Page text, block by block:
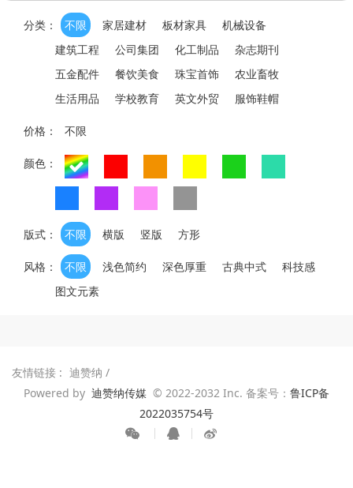
分类： 不限 家居建材 板材家具
机械设备
建筑工程
公司集团 化工制品
杂志期刊
五金配件
餐饮美食 珠宝首饰
农业畜牧
生活用品
学校教育 英文外贸 服饰鞋帽
价格： 不限
颜色：
版式： 不限 横版 竖版 方形
风格： 不限 浅色简约 深色厚重 古典中式
科技感
图文元素
友情链接 : 迪赞纳 /
Powered by 迪赞纳传媒 © 2022-2032 Inc. 备案号： 鲁ICP备
2022035754号